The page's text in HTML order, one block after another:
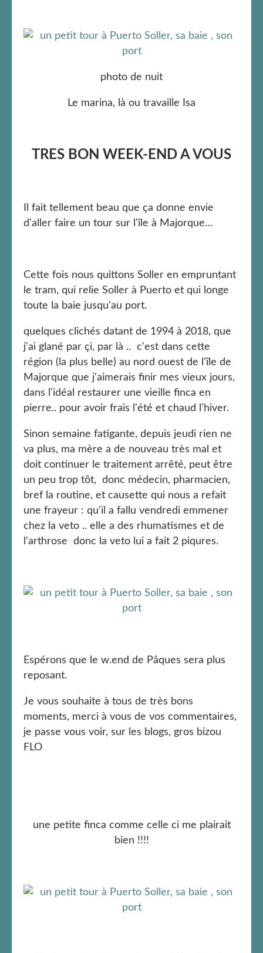
photo de nuit
Le marina, là ou travaille Isa
TRES BON WEEK-END A VOUS
Il fait tellement beau que ça donne envie
d'aller faire un tour sur l'île à Majorque…
Cette fois nous quittons Soller en empruntant
le tram, qui relie Soller à Puerto et qui longe
toute la baie jusqu'au port.
quelques clichés datant de 1994 à 2018, que
j'ai glané par çi, par là .. c'est dans cette
région (la plus belle) au nord ouest de l'île de
Majorque que j'aimerais finir mes vieux jours,
dans l'idéal restaurer une vieille finca en
pierre.. pour avoir frais l'été et chaud l'hiver.
Sinon semaine fatigante, depuis jeudi rien ne
va plus, ma mère a de nouveau très mal et
doit continuer le traitement arrêté, peut être
un peu trop tôt, donc médecin, pharmacien,
bref la routine, et causette qui nous a refait
une frayeur : qu'il a fallu vendredi emmener
chez la veto .. elle a des rhumatismes et de
l'arthrose donc la veto lui a fait 2 piqures.
Espérons que le w.end de Pâques sera plus
reposant.
Je vous souhaite à tous de très bons
moments, merci à vous de vos commentaires,
je passe vous voir, sur les blogs, gros bizou
FLO
une petite finca comme celle ci me plairait
bien !!!!